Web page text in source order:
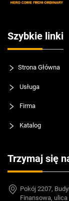
Szybkie linki
Strona Główna
Usługa
Firma
Katalog
Trzymaj się
Pokój 2207,
Finansowa,